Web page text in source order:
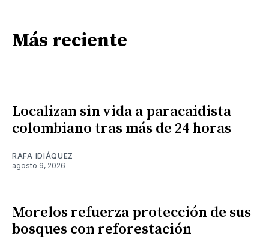
Más reciente
Localizan sin vida a paracaidista
colombiano tras más de 24 horas
RAFA IDIÁQUEZ
agosto 9, 2026
Morelos refuerza protección de sus
bosques con reforestación